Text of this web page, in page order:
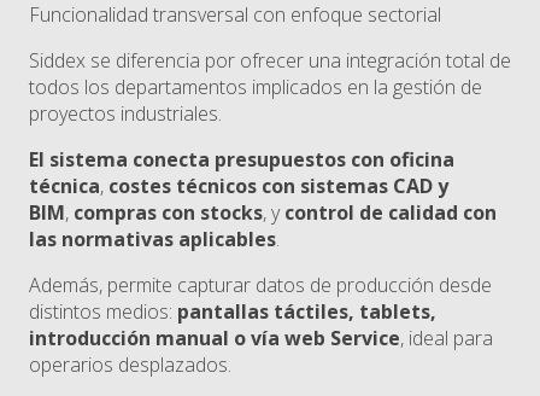
Funcionalidad transversal con enfoque sectorial
Siddex se diferencia por ofrecer una integración total de
todos los departamentos implicados en la gestión de
proyectos industriales.
El sistema conecta presupuestos con oficina
técnica, costes técnicos con sistemas CAD y
BIM, compras con stocks, ycontrol de calidad con
las normativas aplicables.
Además, permite capturar datos de producción desde
distintos medios: pantallas táctiles, tablets,
introducción manual o vía web Service, ideal para
operarios desplazados.